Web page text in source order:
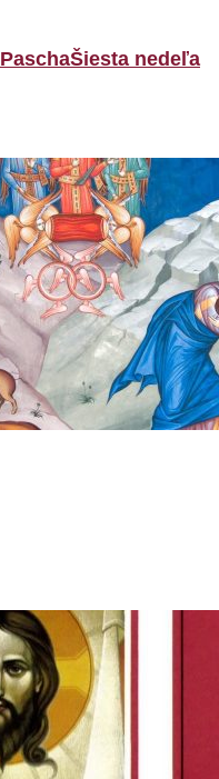
PaschaŠiesta nedeľa